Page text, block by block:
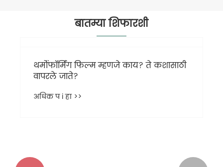
बातम्या शिफारशी